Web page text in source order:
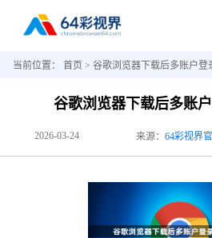
当前位置： 首页 > 谷歌浏览器下载后多账户登
谷歌浏览器下载后多账
2026-03-24 来源： 64彩视界